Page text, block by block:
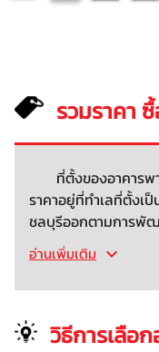
รวมราคา
ที่ตั้งของอาคาร
ราคาอยู่ที่ทำเลที่ตั้งเ
ชลบุรีออกตามการพั
อ่านเพิ่มเติม
วิธีการเลือ